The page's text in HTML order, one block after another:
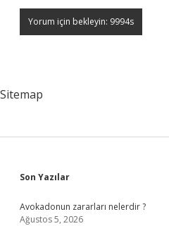
Sitemap
Sidebar
Son Yazılar
Avokadonun zararları nelerdir ?
Ağustos 5, 2026